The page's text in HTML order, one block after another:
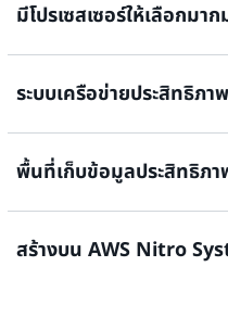
มีโปรเซสเซอร์ให้เลือกมาก
อินสแตนซ์ C5 และ C5d เสน
แกนประมวลผลแบบรักษาคว
Scalable รุ่นที่ 2 หรือโปรเซ
ระบบเครือข่ายประสิทธิภา
อินสแตนซ์ C5n ใช้ประโยชน์
ที่เน้นการใช้เครือข่าย รวมถึง
พื้นที่เก็บข้อมูลประสิทธิภ
พื้นที่เก็บข้อมูล SSD ระดับบล็
สร้างบน AWS Nitro